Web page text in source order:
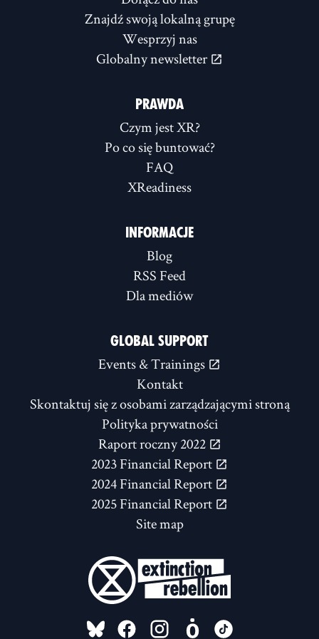
Znajdź swoją lokalną grupę
Wesprzyj nas
Globalny newsletter
PRAWDA
Czym jest XR?
Po co się buntować?
FAQ
XReadiness
INFORMACJE
Blog
RSS Feed
Dla mediów
GLOBAL SUPPORT
Events & Trainings
Kontakt
Skontaktuj się z osobami zarządzającymi stroną
Polityka prywatności
Raport roczny 2022
2023 Financial Report
2024 Financial Report
2025 Financial Report
Site map
FOLLOW US ON